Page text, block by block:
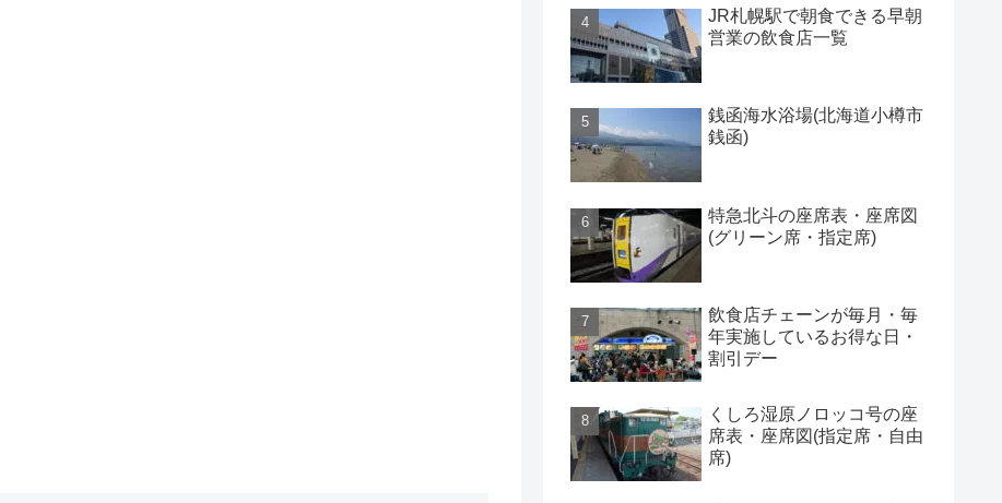
JR札幌駅で朝食できる早朝
営業の飲食店一覧
銭函海水浴場(北海道小樽市
銭函)
特急北斗の座席表・座席図
(グリーン席・指定席)
飲食店チェーンが毎月・毎
年実施しているお得な日・
割引デー
くしろ湿原ノロッコ号の座
席表・座席図(指定席・自由
席)